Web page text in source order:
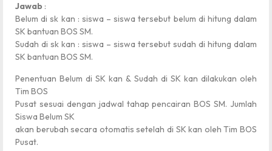
Jawab :
Belum di sk kan : siswa – siswa tersebut belum di hitung dalam
SK bantuan BOS SM.
Sudah di sk kan : siswa – siswa tersebut sudah di hitung dalam
SK bantuan BOS SM.
Penentuan Belum di SK kan & Sudah di SK kan dilakukan oleh
Tim BOS
Pusat sesuai dengan jadwal tahap pencairan BOS SM. Jumlah
Siswa Belum SK
akan berubah secara otomatis setelah di SK kan oleh Tim BOS
Pusat.